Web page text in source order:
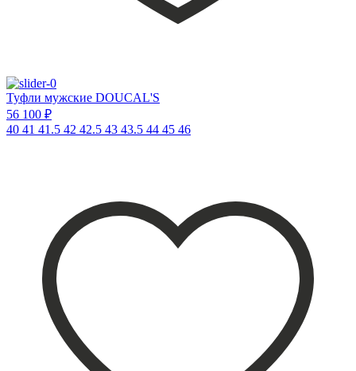
Туфли мужские DOUCAL'S
56 100 ₽
40 41 41.5 42 42.5 43 43.5 44 45 46